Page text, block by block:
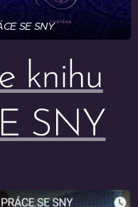
SE SNY
knihu
SNY